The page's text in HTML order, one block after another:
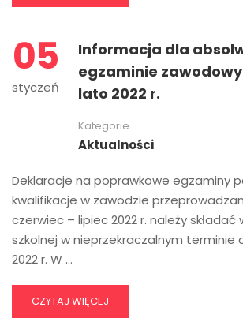
05
styczeń
Informacja dla
egzaminie
lato 2022 r.
Kategorie
Aktualności
Deklaracje na poprawkowe egzaminy
kwalifikacje w zawodzie
czerwiec – lipiec 2022 r. należy składać
szkolnej w nieprzekraczalnym terminie
2022 r. W …
CZYTAJ WIĘCEJ